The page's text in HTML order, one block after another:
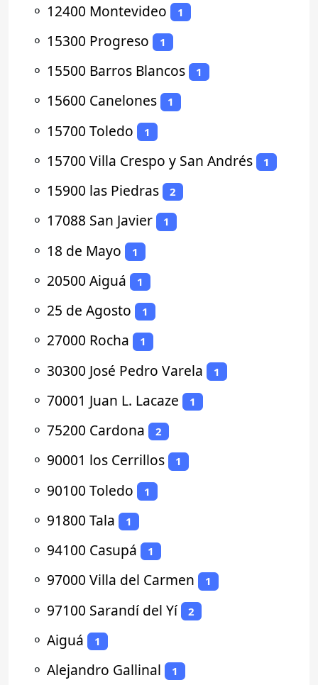
⚬ 12400 Montevideo 1
⚬ 15300 Progreso 1
⚬ 15500 Barros Blancos 1
⚬ 15600 Canelones 1
⚬ 15700 Toledo 1
⚬ 15700 Villa Crespo y San Andrés 1
⚬ 15900 las Piedras 2
⚬ 17088 San Javier 1
⚬ 18 de Mayo 1
⚬ 20500 Aiguá 1
⚬ 25 de Agosto 1
⚬ 27000 Rocha 1
⚬ 30300 José Pedro Varela 1
⚬ 70001 Juan L. Lacaze 1
⚬ 75200 Cardona 2
⚬ 90001 los Cerrillos 1
⚬ 90100 Toledo 1
⚬ 91800 Tala 1
⚬ 94100 Casupá 1
⚬ 97000 Villa del Carmen 1
⚬ 97100 Sarandí del Yí 2
⚬ Aiguá 1
⚬ Alejandro Gallinal 1